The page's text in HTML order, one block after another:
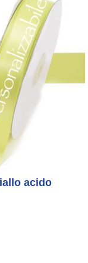
acido